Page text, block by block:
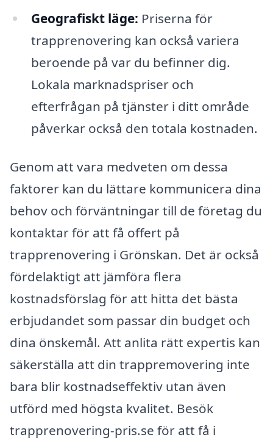
Geografiskt läge: Priserna för
trapprenovering kan också variera
beroende på var du befinner dig.
Lokala marknadspriser och
efterfrågan på tjänster i ditt område
påverkar också den totala kostnaden.
Genom att vara medveten om dessa
faktorer kan du lättare kommunicera dina
behov och förväntningar till de företag du
kontaktar för att få offert på
trapprenovering i Grönskan. Det är också
fördelaktigt att jämföra flera
kostnadsförslag för att hitta det bästa
erbjudandet som passar din budget och
dina önskemål. Att anlita rätt expertis kan
säkerställa att din trappremovering inte
bara blir kostnadseffektiv utan även
utförd med högsta kvalitet. Besök
trapprenovering-pris.se för att få i